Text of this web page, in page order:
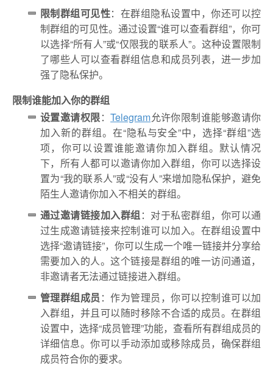
限制群组可见性：在群组隐私设置中，你还可以控
制群组的可见性。通过设置“谁可以查看群组”，你可
以选择“所有人”或“仅限我的联系人”。这种设置限制
了哪些人可以查看群组信息和成员列表，进一步加
强了隐私保护。
限制谁能加入你的群组
设置邀请权限：Telegram允许你限制谁能够邀请你
加入新的群组。在“隐私与安全”中，选择“群组”选
项，你可以设置谁能邀请你加入群组。默认情况
下，所有人都可以邀请你加入群组，你可以选择设
置为“我的联系人”或“没有人”来增加隐私保护，避免
陌生人邀请你加入不相关的群组。
通过邀请链接加入群组：对于私密群组，你可以通
过生成邀请链接来控制谁可以加入。在群组设置中
选择“邀请链接”，你可以生成一个唯一链接并分享给
需要加入的人。这个链接是群组的唯一访问通道，
非邀请者无法通过链接进入群组。
管理群组成员 ：作为管理员，你可以控制谁可以加
入群组，并且可以随时移除不合适的成员。在群组
设置中，选择“成员管理”功能，查看所有群组成员的
详细信息。你可以手动添加或移除成员，确保群组
成员符合你的要求。